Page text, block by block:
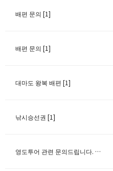
배편 문의 [1]
배편 문의 [1]
대마도 왕복 배편 [1]
낚시승선권 [1]
영도투어 관련 문의드립니다. [1]